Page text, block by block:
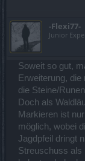
-Flexi77-
Junior
Soweit so gut,
Erweiterung,
die Steine/
Doch als
Markieren ist
möglich, wobei
Jagdpfeil dringt
Streuschuss als